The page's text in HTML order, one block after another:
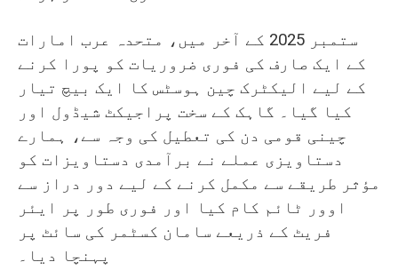
ستمبر 2025 کے آخر میں، متحدہ عرب امارات
کے ایک صارف کی فوری ضروریات کو پورا کرنے
کے لیے الیکٹرک چین ہوسٹس کا ایک بیچ تیار
کیا گیا۔ گاہک کے سخت پراجیکٹ شیڈول اور
چینی قومی دن کی تعطیل کی وجہ سے، ہمارے
دستاویزی عملے نے برآمدی دستاویزات کو
مؤثر طریقے سے مکمل کرنے کے لیے دور دراز سے
اوور ٹائم کام کیا اور فوری طور پر ایئر
فریٹ کے ذریعے سامان کسٹمر کی سائٹ پر
پہنچا دیا۔